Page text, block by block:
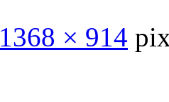
1368 × 914